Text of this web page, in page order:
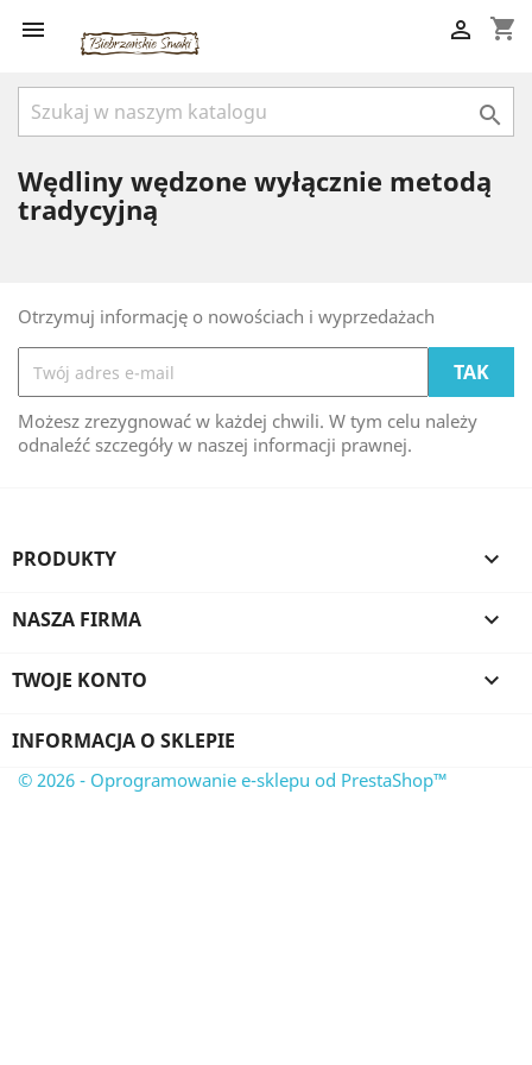
 shopping_cart


Wędliny wędzone wyłącznie metodą
tradycyjną
Otrzymuj informację o nowościach i wyprzedażach
Możesz zrezygnować w każdej chwili. W tym celu należy
odnaleźć szczegóły w naszej informacji prawnej.
PRODUKTY 
NASZA FIRMA 
TWOJE KONTO 
INFORMACJA O SKLEPIE
© 2026 - Oprogramowanie e-sklepu od PrestaShop™